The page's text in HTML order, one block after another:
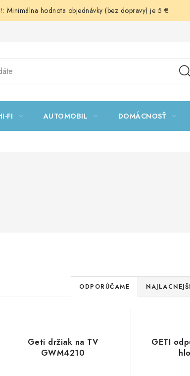
Minimálna hodnota objednávky (bez dopravy) je 5 €.
FI AUTOMOBIL DOMÁCNOSŤ
R
a
e
n
ODPORÚČAME
Geti držiak na TV
GWM4210
GETI